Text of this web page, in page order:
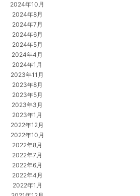
2024年10月
2024年8月
2024年7月
2024年6月
2024年5月
2024年4月
2024年1月
2023年11月
2023年8月
2023年5月
2023年3月
2023年1月
2022年12月
2022年10月
2022年8月
2022年7月
2022年6月
2022年4月
2022年1月